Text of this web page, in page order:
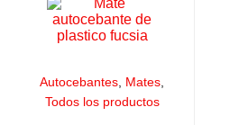
Autocebantes Mates
Todos los productos